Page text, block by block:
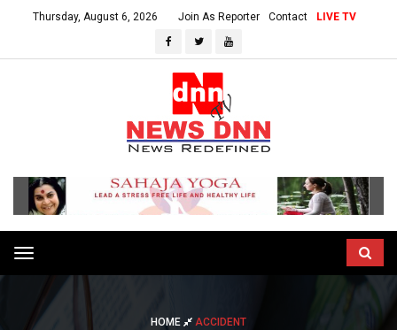
Thursday, August 6, 2026 Join As Reporter Contact LIVE TV
Toggle
navigation
HOME ACCIDENT